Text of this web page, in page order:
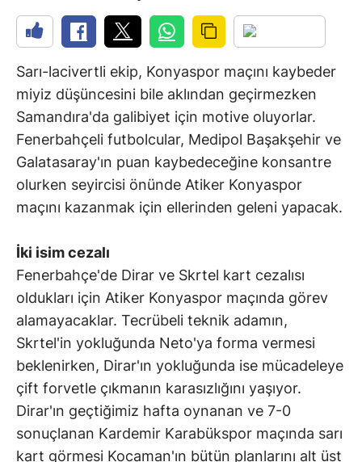
Sarı-lacivertli ekip, Konyaspor maçını kaybeder
miyiz düşüncesini bile aklından geçirmezken
Samandıra'da galibiyet için motive oluyorlar.
Fenerbahçeli futbolcular, Medipol Başakşehir ve
Galatasaray'ın puan kaybedeceğine konsantre
olurken seyircisi önünde Atiker Konyaspor
maçını kazanmak için ellerinden geleni yapacak.
İki isim cezalı
Fenerbahçe'de Dirar ve Skrtel kart cezalısı
oldukları için Atiker Konyaspor maçında görev
alamayacaklar. Tecrübeli teknik adamın,
Skrtel'in yokluğunda Neto'ya forma vermesi
beklenirken, Dirar'ın yokluğunda ise mücadeleye
çift forvetle çıkmanın karasızlığını yaşıyor.
Dirar'ın geçtiğimiz hafta oynanan ve 7-0
sonuçlanan Kardemir Karabükspor maçında sarı
kart görmesi Kocaman'ın bütün planlarını alt üst